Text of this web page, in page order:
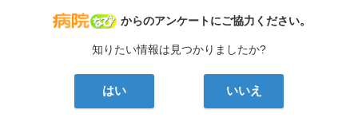
病院なび
からのアンケートにご協力ください。
知りたい情報は見つかりましたか?
はい いいえ